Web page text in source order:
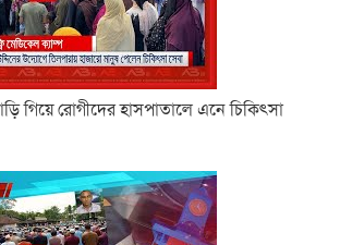
গিয়ে রোগীদের হাসপাতালে এনে চিকিৎসা